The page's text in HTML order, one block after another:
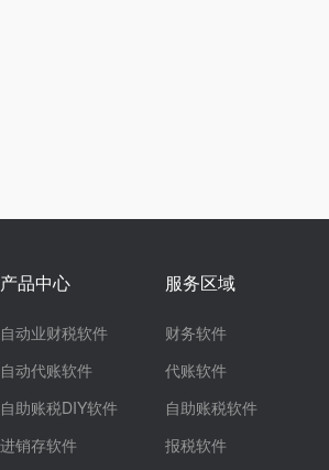
产品中心
自动业财税软件
自动代账软件
自助账税DIY软件
进销存软件
服务区域
财务软件
代账软件
自助账税软件
报税软件